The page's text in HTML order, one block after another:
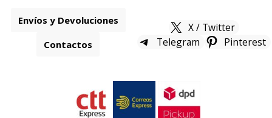
Envíos y Devoluciones
Contactos
X / Twitter
Telegram
Pinterest